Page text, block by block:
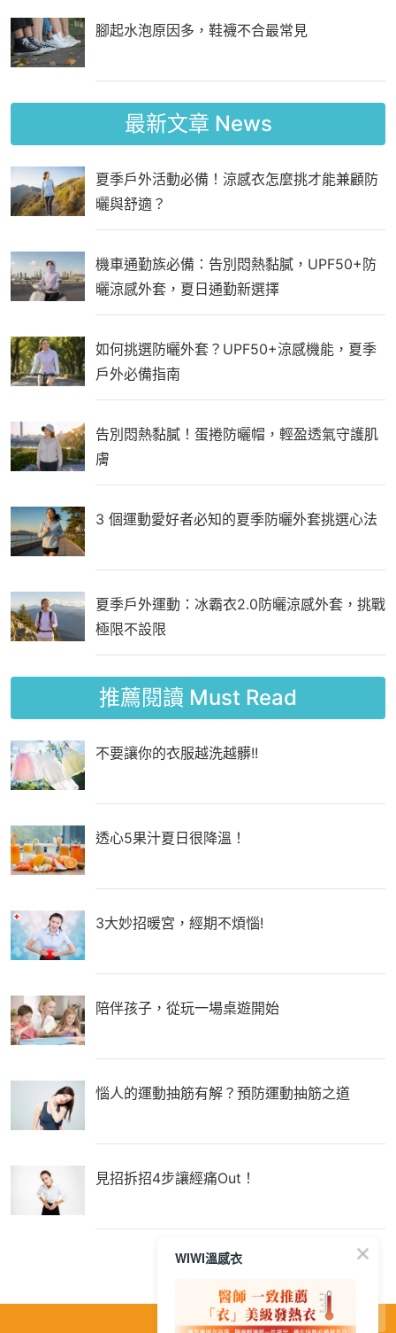
腳起水泡原因多，鞋襪不合最常見
最新文章 News
夏季戶外活動必備！涼感衣怎麼挑才能兼顧防
曬與舒適？
機車通勤族必備：告別悶熱黏膩，UPF50+防
曬涼感外套，夏日通勤新選擇
如何挑選防曬外套？UPF50+涼感機能，夏季
戶外必備指南
告別悶熱黏膩！蛋捲防曬帽，輕盈透氣守護肌
膚
3 個運動愛好者必知的夏季防曬外套挑選心法
夏季戶外運動：冰霸衣2.0防曬涼感外套，挑戰
極限不設限
推薦閱讀 Must Read
不要讓你的衣服越洗越髒!!
透心5果汁夏日很降溫！
3大妙招暖宮，經期不煩惱!
陪伴孩子，從玩一場桌遊開始
惱人的運動抽筋有解？預防運動抽筋之道
見招拆招4步讓經痛Out！
WIWI溫感衣